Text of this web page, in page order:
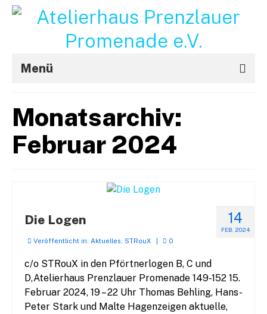
Menü
Projekte
STRouX
f
Monatsarchiv:
Februar 2024
14
FEB. 2024
Die Logen
Veröffentlicht in: Aktuelles STRouX 0
c/o STRouX in den Pförtnerlogen B, C und
D,Atelierhaus Prenzlauer Promenade 149-152 15.
Februar 2024, 19 – 22 Uhr Thomas Behling, Hans-
Peter Stark und Malte Hagenzeigen aktuelle,